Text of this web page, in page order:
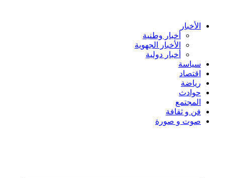
content الأخبار
أخبار وطنية
الأخبار الجهوية
أخبار دولية
سياسة
اقتصاد
رياضة
حوادث
المجتمع
فن و ثقافة
صوت و صورة